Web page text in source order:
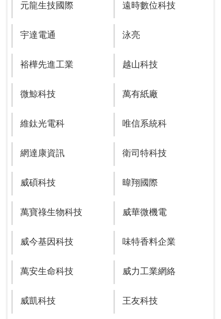
元龍生技國際 遠時數位科技
宇達電通 泳亮
裕樺先進工業 越山科技
微鯨科技 萬有紙廠
維鈦光電科 唯信系統科
網達康資訊 衛司特科技
威碩科技 暐翔國際
萬寶祿生物科技 威華微機電
威今基因科技 味特香料企業
萬安生命科技 威力工業網絡
威凱科技 王友科技